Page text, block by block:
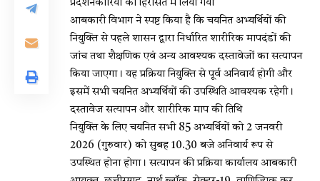
प्रदर्शनकारियों को हिरासत में लिया गया
आबकारी विभाग ने स्पष्ट किया है कि चयनित अभ्यर्थियों की
नियुक्ति से पहले शासन द्वारा निर्धारित शारीरिक मापदंडों की
जांच तथा शैक्षणिक एवं अन्य आवश्यक दस्तावेजों का सत्यापन
किया जाएगा। यह प्रक्रिया नियुक्ति से पूर्व अनिवार्य होगी और
इसमें सभी चयनित अभ्यर्थियों की उपस्थिति आवश्यक रहेगी।
दस्तावेज सत्यापन और शारीरिक माप की तिथि
नियुक्ति के लिए चयनित सभी 85 अभ्यर्थियों को 2 जनवरी
2026 (गुरुवार) को सुबह 10.30 बजे अनिवार्य रूप से
उपस्थित होना होगा। सत्यापन की प्रक्रिया कार्यालय आबकारी